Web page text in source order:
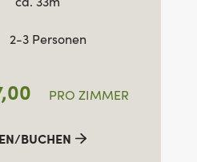
2-3 Personen
PRO ZIMMER
BUCHEN